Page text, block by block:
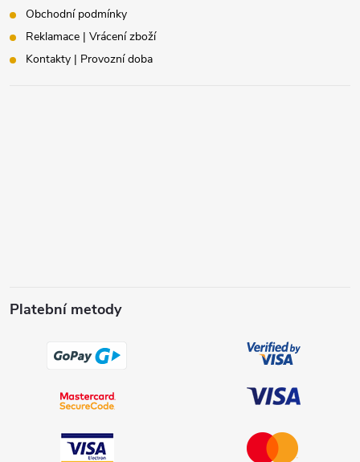
Obchodní podmínky
Reklamace | Vrácení zboží
Kontakty | Provozní doba
Platební metody